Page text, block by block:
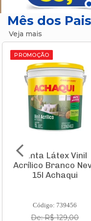
Mês dos
Veja mais
PROMOÇÃO
Tinta Látex Vinil
Acrílico Branco
15l Achaqui
Código: 739456
De: R$ 129,00